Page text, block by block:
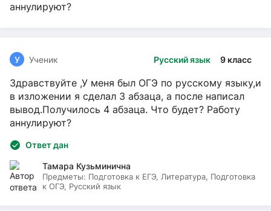
аннулируют?
Русский язык 9 класс
У Ученик
Здравствуйте ,У меня был ОГЭ по русскому языку,и
в изложении я сделал 3 абзаца, а после написал
вывод.Получилось 4 абзаца. Что будет? Работу
аннулируют?
Ответ дан
Тамара Кузьминична
Предметы: Подготовка к ЕГЭ, Литература, Подготовка
к ОГЭ, Русский язык